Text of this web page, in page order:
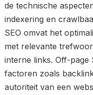
de technische
indexering en
SEO omvat het
met relevante
interne links. Off-page
factoren zoals
autoriteit van een